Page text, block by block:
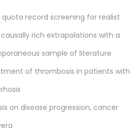
quota record screening for realist
rich extrapolations with a
sample of literature
of thrombosis in patients with
on disease progression, cancer